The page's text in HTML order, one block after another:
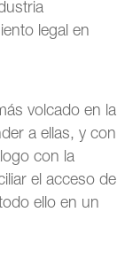
legal en
volcado en la
a ellas, y con
con la
el acceso de
ello en un